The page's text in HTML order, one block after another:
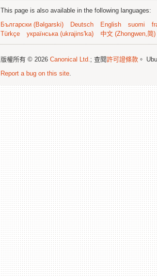
This page is also available in the following languages:
Български (Bəlgarski)
Deutsch English suomi
Türkçe
українська (ukrajins'ka) 中文 (Zhongwen,简)
版權所有 © 2026 Canonical Ltd.; 查閱許可證條款 。
Report a bug on this site.